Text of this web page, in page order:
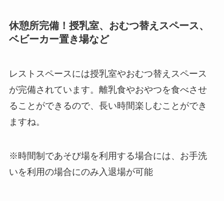
休憩所完備！授乳室、おむつ替えスペース、
ベビーカー置き場など
レストスペースには授乳室やおむつ替えスペース
が完備されています。離乳食やおやつを食べさせ
ることができるので、長い時間楽しむことができ
ますね。
※時間制であそび場を利用する場合には、お手洗
いを利用の場合にのみ入退場が可能